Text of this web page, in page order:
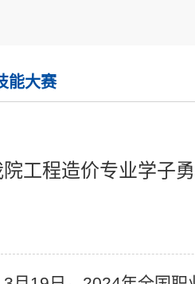
能大赛
院工程造价专业学子